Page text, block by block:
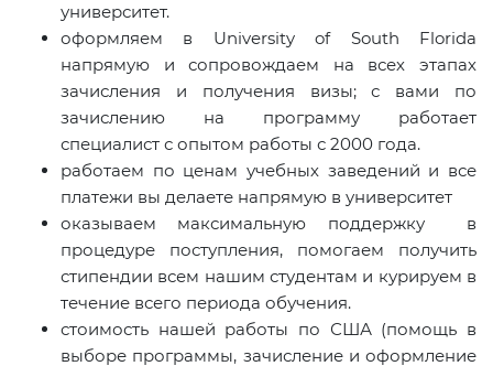
университет.
оформляем в University of South Florida
напрямую и сопровождаем на всех этапах
зачисления и получения визы; с вами по
зачислению на программу работает
специалист с опытом работы с 2000 года.
работаем по ценам учебных заведений и все
платежи вы делаете напрямую в университет
оказываем максимальную поддержку в
процедуре поступления, помогаем получить
стипендии всем нашим студентам и курируем в
течение всего периода обучения.
стоимость нашей работы по США (помощь в
выборе программы, зачисление и оформление